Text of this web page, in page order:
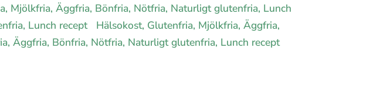
Mjölkfria, Äggfria, Bönfria, Nötfria, Naturligt glutenfria, Lunch
Lunch recept
Hälsokost, Glutenfria, Mjölkfria, Äggfria,
Äggfria, Bönfria, Nötfria, Naturligt glutenfria, Lunch recept